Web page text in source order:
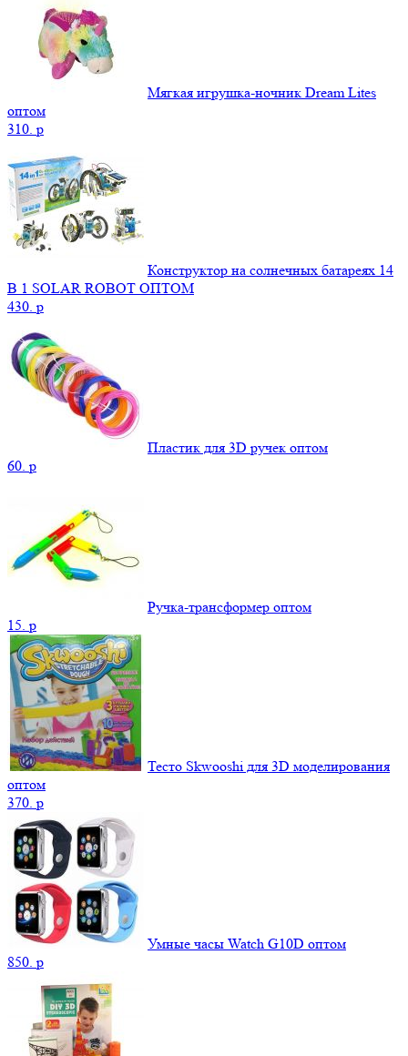
Мягкая игрушка-ночник Dream Lites
оптом
310. p
Конструктор на солнечных батареях 14
В 1 SOLAR ROBOT ОПТОМ
430. p
Пластик для 3D ручек оптом
60. p
Ручка-трансформер оптом
15. p
Тесто Skwooshi для 3D моделирования
оптом
370. p
Умные часы Watch G10D оптом
850. p